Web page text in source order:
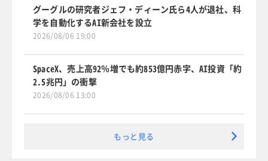
グーグルの研究者ジェフ・ディーン氏ら4人が退社、科
学を自動化するAI新会社を設立
2026/08/06 19:00
SpaceX、売上高92％増でも約853億円赤字、AI投資「約
2.5兆円」の衝撃
2026/08/06 13:00
もっと見る